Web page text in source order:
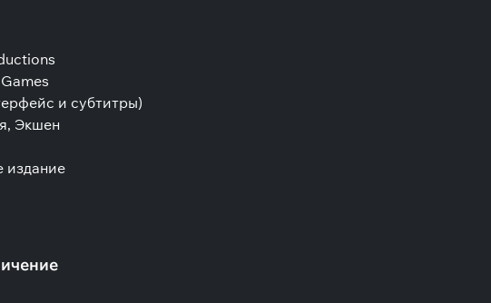
и субтитры)
Экшен
издание